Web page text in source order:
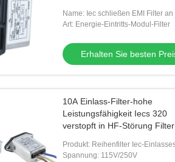
Name: Iec schließen EMI Filter an
Art: Energie-Eintritts-Modul-Filter
Erhalten Sie besten
10A Einlass-Filter-hohe
Leistungsfähigkeit Iecs 320
verstopft in HF-Störung
Produkt: Reihenfilter Iec-
Spannung: 115V/250V